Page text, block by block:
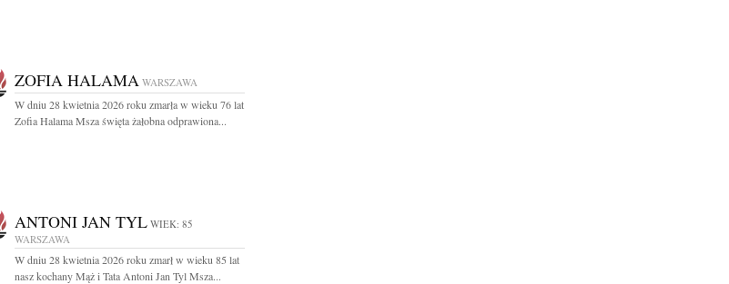
ZOFIA HALAMA WARSZAWA
W dniu 28 kwietnia 2026 roku zmarła w wieku 76 lat
Zofia Halama Msza święta żałobna odprawiona...
ANTONI JAN TYL WIEK: 85
WARSZAWA
W dniu 28 kwietnia 2026 roku zmarł w wieku 85 lat
nasz kochany Mąż i Tata Antoni Jan Tyl Msza...